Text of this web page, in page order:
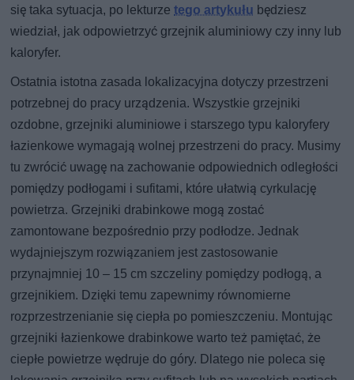
się taka sytuacja, po lekturzetego artykułu będziesz
wiedział, jak odpowietrzyć grzejnik aluminiowy czy inny lub
kaloryfer.
Ostatnia istotna zasada lokalizacyjna dotyczy przestrzeni
potrzebnej do pracy urządzenia. Wszystkie grzejniki
ozdobne, grzejniki aluminiowe i starszego typu kaloryfery
łazienkowe wymagają wolnej przestrzeni do pracy. Musimy
tu zwrócić uwagę na zachowanie odpowiednich odległości
pomiędzy podłogami i sufitami, które ułatwią cyrkulację
powietrza. Grzejniki drabinkowe mogą zostać
zamontowane bezpośrednio przy podłodze. Jednak
wydajniejszym rozwiązaniem jest zastosowanie
przynajmniej 10 – 15 cm szczeliny pomiędzy podłogą, a
grzejnikiem. Dzięki temu zapewnimy równomierne
rozprzestrzenianie się ciepła po pomieszczeniu. Montując
grzejniki łazienkowe drabinkowe warto też pamiętać, że
ciepłe powietrze wędruje do góry. Dlatego nie poleca się